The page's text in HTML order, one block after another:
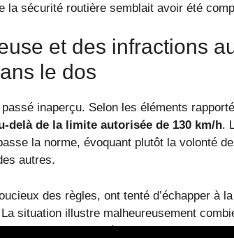
la sécurité routière semblait avoir été
et des infractions
le dos
inaperçu. Selon les éléments
delà de la limite autorisée de 130 km/h.
la norme, évoquant plutôt la volonté
autres.
des règles, ont tenté d’échapper à
situation illustre malheureusement
avec des conséquences souvent